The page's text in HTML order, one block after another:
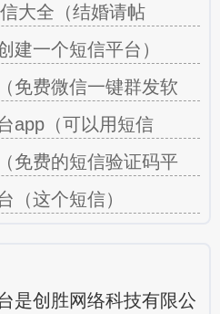
大全（结婚请帖
建一个短信平台）
免费微信一键群发软
app（可以用短信
免费的短信验证码平
（这个短信）
是创胜网络科技有限公